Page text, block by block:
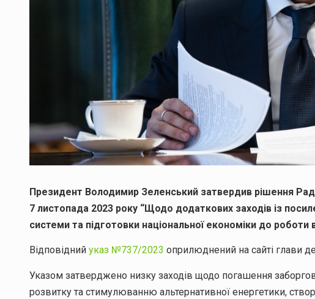
Президент Володимир Зеленський затвердив рішення
7 листопада 2023 року “Щодо додаткових заходів із
системи та підготовки національної економіки до роботи
Відповідний указ №737/2023 оприлюднений на сайті глави
Указом затверджено низку заходів щодо погашення
розвитку та стимулюванню альтернативної енергетики,